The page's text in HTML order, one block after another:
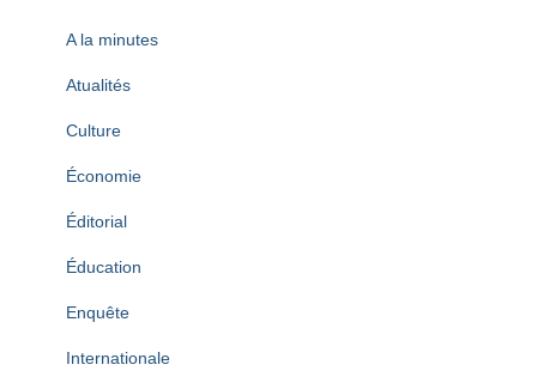
A la minutes
Atualités
Culture
Économie
Éditorial
Éducation
Enquête
Internationale